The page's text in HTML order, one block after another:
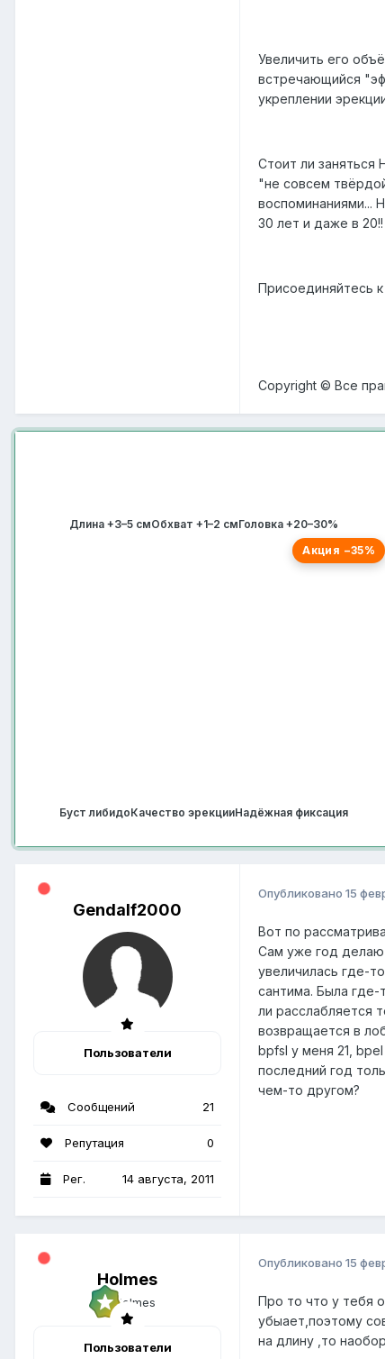
Увеличить его
встречающийся
укреплении
Стоит ли
"не совсем
воспоминаниями...
30 лет и даже в
Присоединяйтесь
Copyright © Все
Длина +3–5 смОбхват +1–2 смГоловка +20–30%
Акция −35%
Буст либидоКачество эрекцииНадёжная фиксация
Gendalf2000
Пользователи
Сообщений 21
Репутация 0
Рег. 14 августа, 2011
Опубликовано 15
Вот по
Сам уже год делаю
увеличилась где-
сантима. Была где-
ли расслабляется
возвращается в
bpfsl у меня 21,
последний год
чем-то другом?
Holmes
Пользователи
Опубликовано 15
Про то что у тебя
убыает,поэтому
на длину ,то